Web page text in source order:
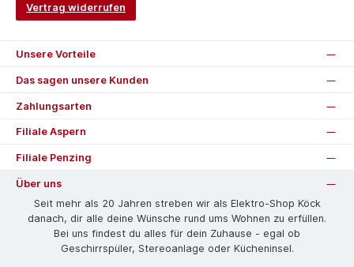
Vertrag widerrufen
Unsere Vorteile
Das sagen unsere Kunden
Zahlungsarten
Filiale Aspern
Filiale Penzing
Über uns
Seit mehr als 20 Jahren streben wir als Elektro-Shop Köck
danach, dir alle deine Wünsche rund ums Wohnen zu erfüllen.
Bei uns findest du alles für dein Zuhause - egal ob
Geschirrspüler, Stereoanlage oder Kücheninsel.